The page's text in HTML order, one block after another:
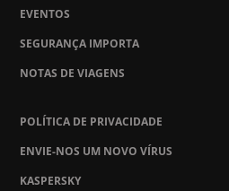
EVENTOS
SEGURANÇA IMPORTA
NOTAS DE VIAGENS
POLÍTICA DE PRIVACIDADE
ENVIE-NOS UM NOVO VÍRUS
KASPERSKY